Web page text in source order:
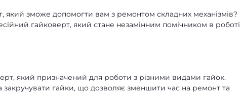
який зможе допомогти вам з ремонтом складних механізмів?
гайковерт, який стане незамінним помічником в роботі
який призначений для роботи з різними видами гайок.
закручувати гайки, що дозволяє зменшити час на ремонт та